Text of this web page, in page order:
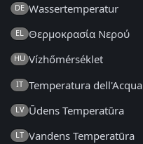
DE Wassertemperatur
EL Θερμοκρασία Νερού
HU Vízhőmérséklet
IT Temperatura dell'Acqua
LV Ūdens Temperatūra
LT Vandens Temperatūra